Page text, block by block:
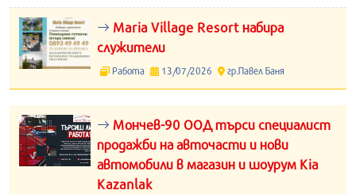
Maria Village Resort набира
служители
Работа 13/07/2026 гр.Павел Баня
Мончев-90 ООД търси специалист
продажби на авточасти и нови
автомобили в магазин и шоурум Kia
Kazanlak